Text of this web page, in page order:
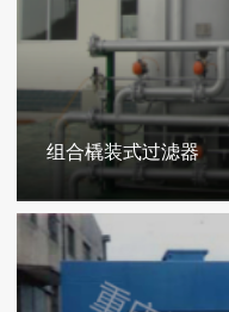
组合橇装式过滤器